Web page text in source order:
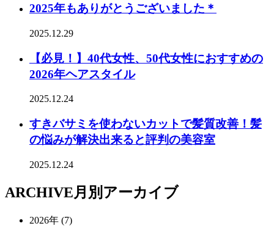
2025年もありがとうございました＊
2025.12.29
【必見！】40代女性、50代女性におすすめの
2026年ヘアスタイル
2025.12.24
すきバサミを使わないカットで髪質改善！髪
の悩みが解決出来ると評判の美容室
2025.12.24
ARCHIVE月別アーカイブ
2026年 (7)